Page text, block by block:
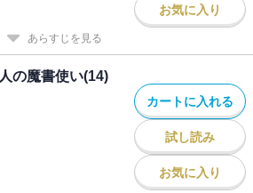
お気に入り
あらすじを見る
の魔書使い(14)
カートに入れる
試し読み
お気に入り